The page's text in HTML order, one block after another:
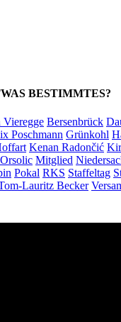
BESTIMMTES?
Vieregge Bersenbrück
Poschmann Grünkohl
Kenan Radončić
Mitglied
Pokal RKS Staffeltag
Lauritz Becker